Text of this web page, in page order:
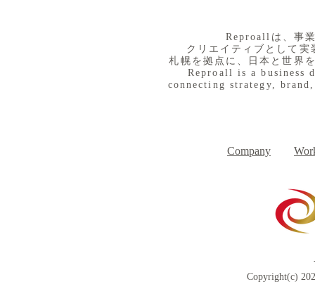
​Reproallは、事
クリエイティブとして
札幌を拠点に、日本と世界
Reproall is a business
connecting strategy,
Company
Copyright(c)